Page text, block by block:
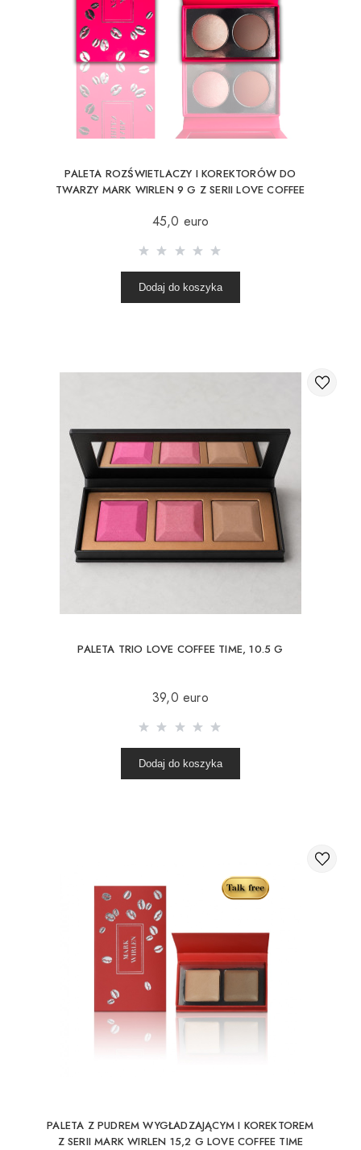
PALETA ROZŚWIETLACZY I KOREKTORÓW DO
TWARZY MARK WIRLEN 9 G Z SERII LOVE COFFEE
45,0 euro
Dodaj do koszyka
PALETA TRIO LOVE COFFEE TIME, 10.5 G
39,0 euro
Dodaj do koszyka
PALETA Z PUDREM WYGŁADZAJĄCYM I KOREKTOREM
Z SERII MARK WIRLEN 15,2 G LOVE COFFEE TIME